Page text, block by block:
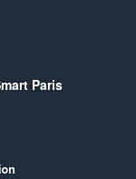
Paris